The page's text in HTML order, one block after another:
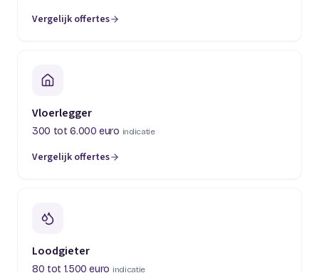
Vergelijk offertes
(opent in een nieuw tabblad)
Vloerlegger
300 tot 6.000 euro indicatie
Vergelijk offertes
(opent in een nieuw tabblad)
Loodgieter
80 tot 1.500 euro indicatie